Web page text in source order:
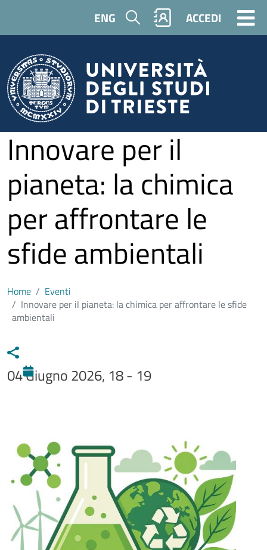
ENG Cerca ACCEDI
Innovare per il
pianeta: la chimica
per affrontare le
sfide ambientali
Home
Eventi
Innovare per il pianeta: la chimica per affrontare le sfide
ambientali
04 Giugno 2026, 18 - 19